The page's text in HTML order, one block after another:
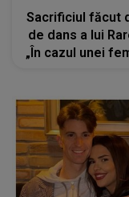
Sacrificiul făcut
de dans a lui
„În cazul unei